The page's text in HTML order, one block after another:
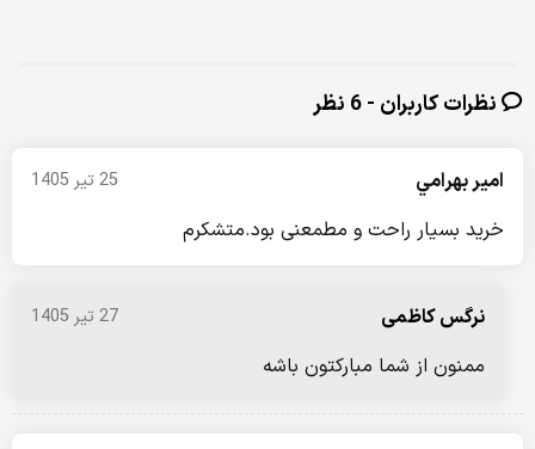
نظرات کاربران - 6 نظر
امير بهرامي 25 تیر 1405
خرید بسیار راحت و مطمعنی بود.متشکرم
نرگس کاظمی 27 تیر 1405
ممنون از شما مبارکتون باشه